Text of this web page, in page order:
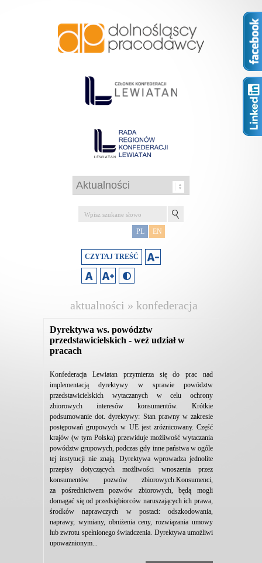
PL EN
CZYTAJ TREŚĆ
aktualności » konfederacja
Dyrektywa ws. powództw
przedstawicielskich - weź udział w
pracach
Konfederacja Lewiatan przymierza się do prac nad
implementacją dyrektywy w sprawie powództw
przedstawicielskich wytaczanych w celu ochrony
zbiorowych interesów konsumentów. Krótkie
podsumowanie dot. dyrektywy: Stan prawny w zakresie
postępowań grupowych w UE jest zróżnicowany. Część
krajów (w tym Polska) przewiduje możliwość wytaczania
powództw grupowych, podczas gdy inne państwa w ogóle
tej instytucji nie znają. Dyrektywa wprowadza jednolite
przepisy dotyczących możliwości wnoszenia przez
konsumentów pozwów zbiorowych.Konsumenci,
za pośrednictwem pozwów zbiorowych, będą mogli
domagać się od przedsiębiorców naruszających ich prawa,
środków naprawczych w postaci: odszkodowania,
naprawy, wymiany, obniżenia ceny, rozwiązania umowy
lub zwrotu spełnionego świadczenia. Dyrektywa umożliwi
upoważnionym...